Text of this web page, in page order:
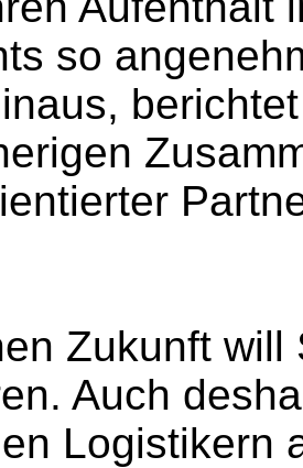
so
Zukunft will
Auch
Logistikern